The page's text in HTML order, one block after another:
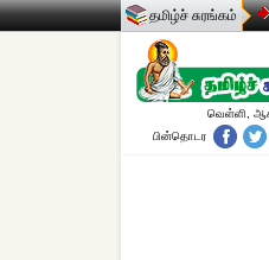
தமிழ்ச் சுரங்கம்
வெள்ளி,
பின்தொடர